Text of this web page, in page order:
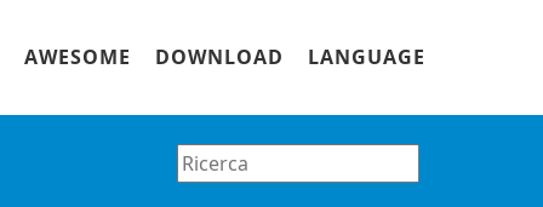
AWESOME DOWNLOAD LANGUAGE